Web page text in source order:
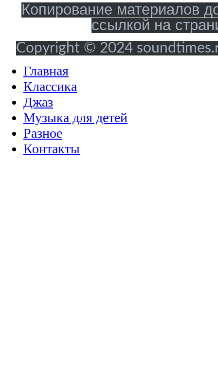
Копирование материалов
ссылкой на
Copyright © 2024
Главная
Классика
Джаз
Музыка для детей
Разное
Контакты